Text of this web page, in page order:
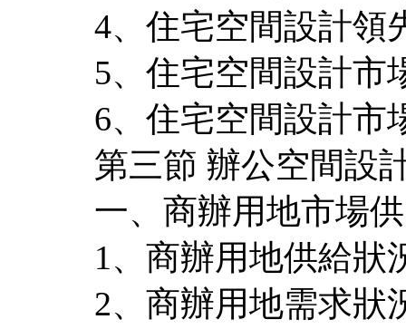
4、住宅空間設計領
5、住宅空間設計市
6、住宅空間設計市
第三節 辦公空間設
一、商辦用地市場
1、商辦用地供給狀
2、商辦用地需求狀